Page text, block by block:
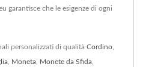
garantisce che le esigenze di ogni
personalizzati di qualità Cordino
Moneta Monete da Sfida